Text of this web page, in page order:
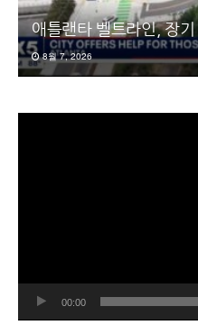
애틀랜타 벨트라인, 장
8월 7, 2026
00:00